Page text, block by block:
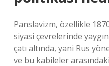
Panslavizm, özellikle
siyasi çevrelerinde
çatı altında, yani Rus
ve bu kabileler